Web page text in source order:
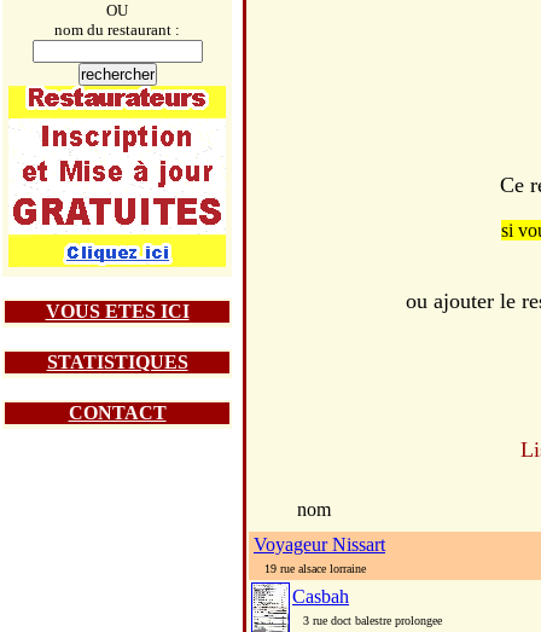
OU
nom du restaurant :
VOUS ETES ICI
STATISTIQUES
CONTACT
Ce
si
ou ajouter le
nom
Voyageur Nissart
19 rue alsace lorraine
Casbah
3 rue doct balestre prolongee